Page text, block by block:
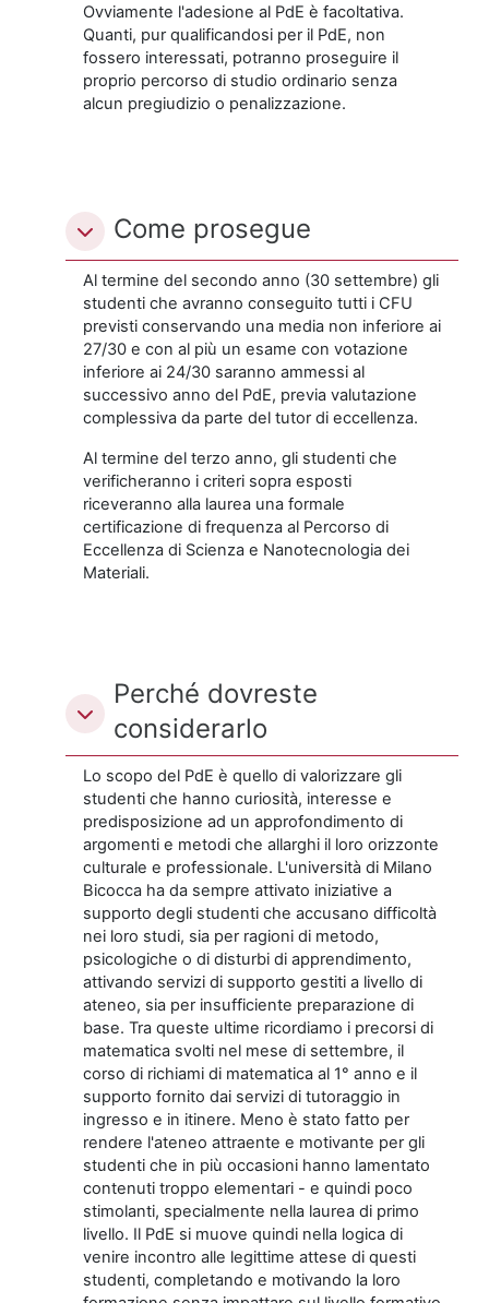
Ovviamente l'adesione al PdE è facoltativa.
Quanti, pur qualificandosi per il PdE, non
fossero interessati, potranno proseguire il
proprio percorso di studio ordinario senza
alcun pregiudizio o penalizzazione.
Come prosegue
Al termine del secondo anno (30 settembre) gli
studenti che avranno conseguito tutti i CFU
previsti conservando una media non inferiore ai
27/30 e con al più un esame con votazione
inferiore ai 24/30 saranno ammessi al
successivo anno del PdE, previa valutazione
complessiva da parte del tutor di eccellenza.
Al termine del terzo anno, gli studenti che
verificheranno i criteri sopra esposti
riceveranno alla laurea una formale
certificazione di frequenza al Percorso di
Eccellenza di Scienza e Nanotecnologia dei
Materiali.
Perché dovreste
considerarlo
Lo scopo del PdE è quello di valorizzare gli
studenti che hanno curiosità, interesse e
predisposizione ad un approfondimento di
argomenti e metodi che allarghi il loro orizzonte
culturale e professionale. L'università di Milano
Bicocca ha da sempre attivato iniziative a
supporto degli studenti che accusano difficoltà
nei loro studi, sia per ragioni di metodo,
psicologiche o di disturbi di apprendimento,
attivando servizi di supporto gestiti a livello di
ateneo, sia per insufficiente preparazione di
base. Tra queste ultime ricordiamo i precorsi di
matematica svolti nel mese di settembre, il
corso di richiami di matematica al 1° anno e il
supporto fornito dai servizi di tutoraggio in
ingresso e in itinere. Meno è stato fatto per
rendere l'ateneo attraente e motivante per gli
studenti che in più occasioni hanno lamentato
contenuti troppo elementari - e quindi poco
stimolanti, specialmente nella laurea di primo
livello. Il PdE si muove quindi nella logica di
venire incontro alle legittime attese di questi
studenti, completando e motivando la loro